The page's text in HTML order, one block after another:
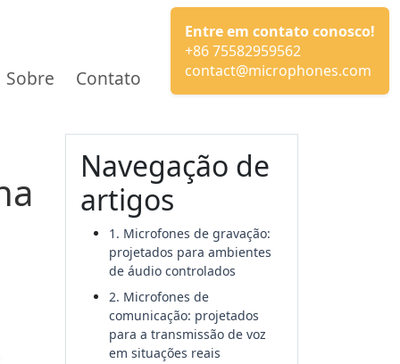
Sobre Contato
Entre em contato conosco!
+86 75582959562
contact@microphones.com
Navegação de
artigos
1. Microfones de gravação:
projetados para ambientes
de áudio controlados
2. Microfones de
comunicação: projetados
para a transmissão de voz
em situações reais